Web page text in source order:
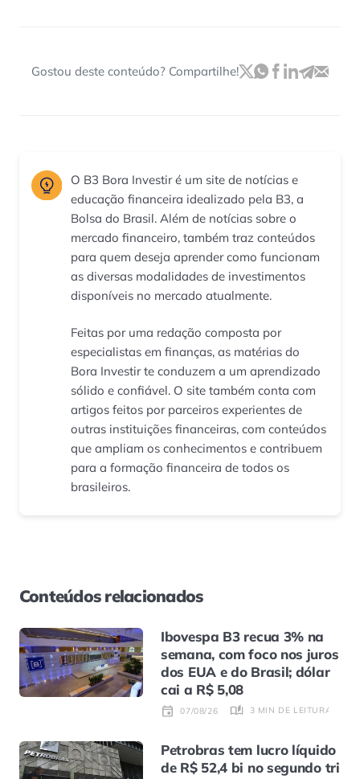
Gostou deste conteúdo? Compartilhe!
O B3 Bora Investir é um site de notícias e
educação financeira idealizado pela B3, a
Bolsa do Brasil. Além de notícias sobre o
mercado financeiro, também traz conteúdos
para quem deseja aprender como funcionam
as diversas modalidades de investimentos
disponíveis no mercado atualmente.
Feitas por uma redação composta por
especialistas em finanças, as matérias do
Bora Investir te conduzem a um aprendizado
sólido e confiável. O site também conta com
artigos feitos por parceiros experientes de
outras instituições financeiras, com conteúdos
que ampliam os conhecimentos e contribuem
para a formação financeira de todos os
brasileiros.
Conteúdos relacionados
Ibovespa B3 recua 3% na
semana, com foco nos juros
dos EUA e do Brasil; dólar
cai a R$ 5,08
07/08/26 3 MIN DE LEITURA
Petrobras tem lucro líquido
de R$ 52,4 bi no segundo tri